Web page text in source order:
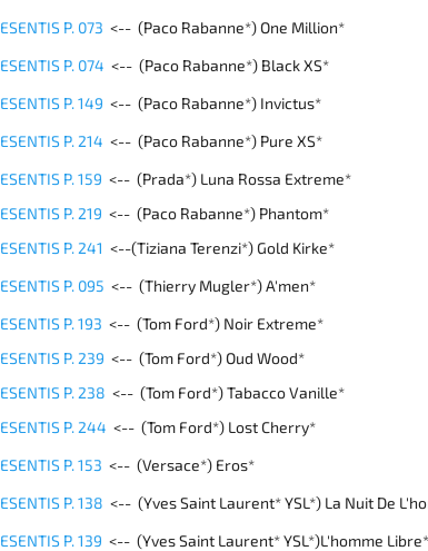
ESENTIS P. 073 <-- (Paco Rabanne*) One Million*
ESENTIS P. 074 <-- (Paco Rabanne*) Black XS*
ESENTIS P. 149 <-- (Paco Rabanne*) Invictus*
ESENTIS P. 214 <-- (Paco Rabanne*) Pure XS*
ESENTIS P. 159 <-- (Prada*) Luna Rossa Extreme*
ESENTIS P. 219 <-- (Paco Rabanne*) Phantom*
ESENTIS P. 241 <--(Tiziana Terenzi*) Gold Kirke*
ESENTIS P. 095 <-- (Thierry Mugler*) A'men*
ESENTIS P. 193 <-- (Tom Ford*) Noir Extreme*
ESENTIS P. 239 <-- (Tom Ford*) Oud Wood*
ESENTIS P. 238 <-- (Tom Ford*) Tabacco Vanille*
ESENTIS P. 244 <-- (Tom Ford*) Lost Cherry*
ESENTIS P. 153 <-- (Versace*) Eros*
ESENTIS P. 138 <-- (Yves Saint Laurent* YSL*) La Nuit De
ESENTIS P. 139 <-- (Yves Saint Laurent* YSL*)L'homme Libre*